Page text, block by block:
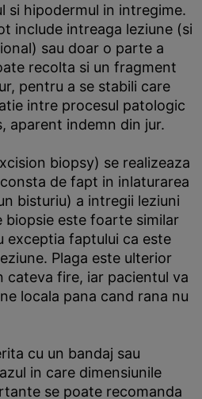
si hipodermul in intregime.
include intreaga leziune (si
sau doar o parte a
recolta si un fragment
pentru a se stabili care
intre procesul patologic
aparent indemn din jur.
biopsy) se realizeaza
de fapt in inlaturarea
bisturiu) a intregii leziuni
biopsie este foarte similar
exceptia faptului ca este
Plaga este ulterior
cateva fire, iar pacientul va
locala pana cand rana nu
cu un bandaj sau
in care dimensiunile
se poate recomanda